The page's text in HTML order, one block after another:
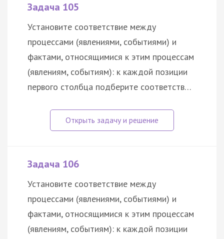
Задача 105
Установите соответствие между
процессами (явлениями, событиями) и
фактами, относящимися к этим процессам
(явлениям, событиям): к каждой позиции
первого столбца подберите соответств…
Задача 106
Установите соответствие между
процессами (явлениями, событиями) и
фактами, относящимися к этим процессам
(явлениям, событиям): к каждой позиции